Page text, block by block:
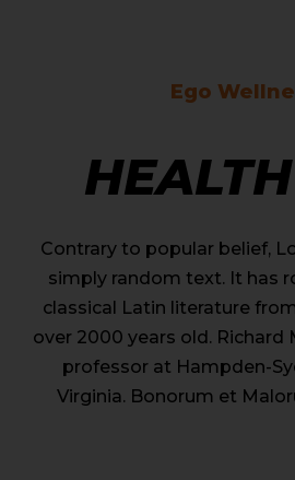
Ego
Contrary to popular belief,
simply random text. It has
classical Latin literature
over 2000 years old. Richard
professor at Hampden-
Virginia. Bonorum et